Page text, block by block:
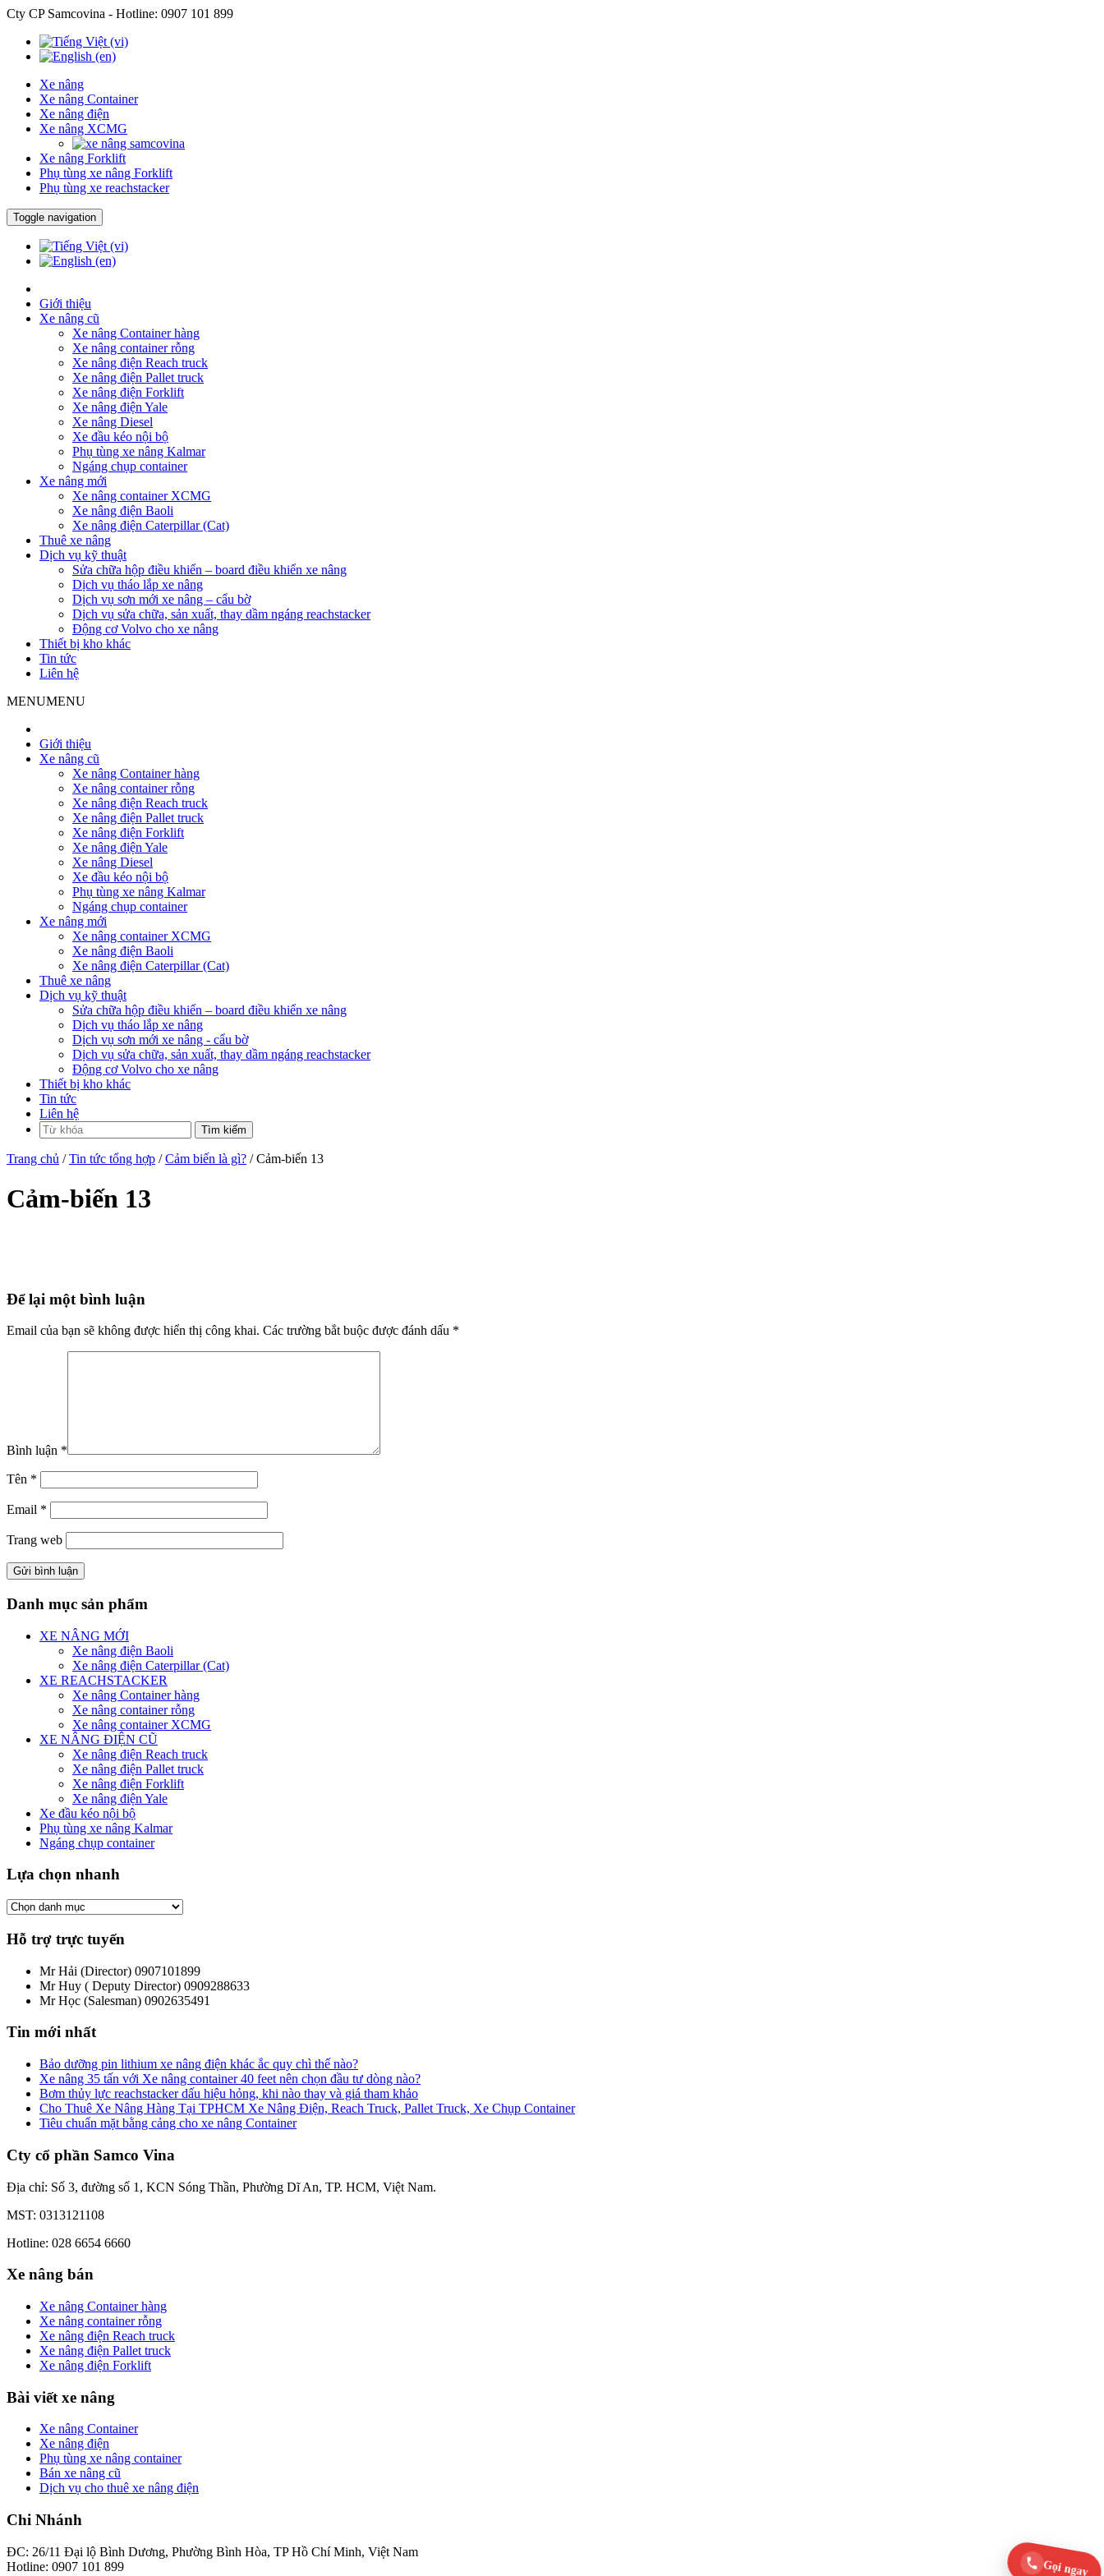
Cty CP Samcovina - Hotline: 0907 101 899
Xe nâng
Xe nâng Container
Xe nâng điện
Xe nâng XCMG
Xe nâng Forklift
Phụ tùng xe nâng Forklift
Phụ tùng xe reachstacker
Toggle navigation
Giới thiệu
Xe nâng cũ
Xe nâng Container hàng
Xe nâng container rỗng
Xe nâng điện Reach truck
Xe nâng điện Pallet truck
Xe nâng điện Forklift
Xe nâng điện Yale
Xe nâng Diesel
Xe đầu kéo nội bộ
Phụ tùng xe nâng Kalmar
Ngáng chụp container
Xe nâng mới
Xe nâng container XCMG
Xe nâng điện Baoli
Xe nâng điện Caterpillar (Cat)
Thuê xe nâng
Dịch vụ kỹ thuật
Sửa chữa hộp điều khiển – board điều khiển xe nâng
Dịch vụ tháo lắp xe nâng
Dịch vụ sơn mới xe nâng – cẩu bờ
Dịch vụ sửa chữa, sản xuất, thay dầm ngáng reachstacker
Động cơ Volvo cho xe nâng
Thiết bị kho khác
Tin tức
Liên hệ
MENUMENU
Giới thiệu
Xe nâng cũ
Xe nâng Container hàng
Xe nâng container rỗng
Xe nâng điện Reach truck
Xe nâng điện Pallet truck
Xe nâng điện Forklift
Xe nâng điện Yale
Xe nâng Diesel
Xe đầu kéo nội bộ
Phụ tùng xe nâng Kalmar
Ngáng chụp container
Xe nâng mới
Xe nâng container XCMG
Xe nâng điện Baoli
Xe nâng điện Caterpillar (Cat)
Thuê xe nâng
Dịch vụ kỹ thuật
Sửa chữa hộp điều khiển – board điều khiển xe nâng
Dịch vụ tháo lắp xe nâng
Dịch vụ sơn mới xe nâng - cẩu bờ
Dịch vụ sửa chữa, sản xuất, thay dầm ngáng reachstacker
Động cơ Volvo cho xe nâng
Thiết bị kho khác
Tin tức
Liên hệ
Trang chủ /Tin tức tổng hợp /Cảm biến là gì? / Cảm-biến 13
Cảm-biến 13
Để lại một bình luận
Email của bạn sẽ không được hiển thị công khai. Các trường bắt buộc được đánh dấu *
Bình luận *
Tên *
Email *
Trang web
Danh mục sản phẩm
XE NÂNG MỚI
Xe nâng điện Baoli
Xe nâng điện Caterpillar (Cat)
XE REACHSTACKER
Xe nâng Container hàng
Xe nâng container rỗng
Xe nâng container XCMG
XE NÂNG ĐIỆN CŨ
Xe nâng điện Reach truck
Xe nâng điện Pallet truck
Xe nâng điện Forklift
Xe nâng điện Yale
Xe đầu kéo nội bộ
Phụ tùng xe nâng Kalmar
Ngáng chụp container
Lựa chọn nhanh
Hỗ trợ trực tuyến
Mr Hải (Director) 0907101899
Mr Huy ( Deputy Director) 0909288633
Mr Học (Salesman) 0902635491
Tin mới nhất
Bảo dưỡng pin lithium xe nâng điện khác ắc quy chì thế nào?
Xe nâng 35 tấn với Xe nâng container 40 feet nên chọn đầu tư dòng nào?
Bơm thủy lực reachstacker dấu hiệu hỏng, khi nào thay và giá tham khảo
Cho Thuê Xe Nâng Hàng Tại TPHCM Xe Nâng Điện, Reach Truck, Pallet Truck, Xe Chụp Container
Tiêu chuẩn mặt bằng cảng cho xe nâng Container
Cty cổ phần Samco Vina
Địa chỉ: Số 3, đường số 1, KCN Sóng Thần, Phường Dĩ An, TP. HCM, Việt Nam.
MST: 0313121108
Hotline: 028 6654 6660
Xe nâng bán
Xe nâng Container hàng
Xe nâng container rỗng
Xe nâng điện Reach truck
Xe nâng điện Pallet truck
Xe nâng điện Forklift
Bài viết xe nâng
Xe nâng Container
Xe nâng điện
Phụ tùng xe nâng container
Bán xe nâng cũ
Dịch vụ cho thuê xe nâng điện
Chi Nhánh
ĐC: 26/11 Đại lộ Bình Dương, Phường Bình Hòa, TP Hồ Chí Minh, Việt Nam
Hotline: 0907 101 899
Gọi ngay